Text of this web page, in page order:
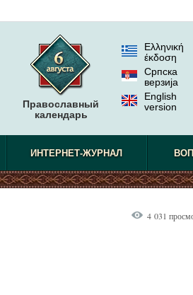
Православный
календарь
Ελληνική
έκδοση
Српска
верзиjа
English
version
ИНТЕРНЕТ-ЖУРНАЛ
4 031